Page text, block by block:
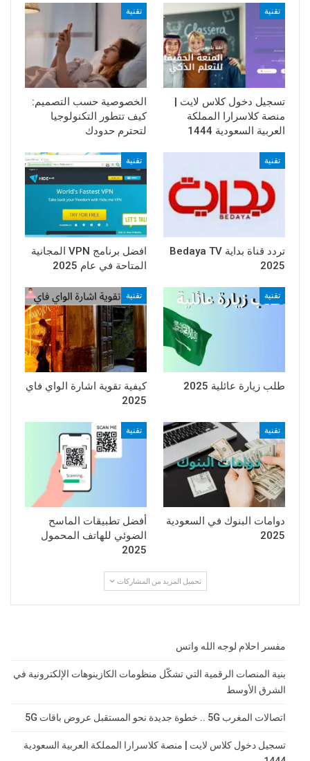
تقنية
تسجيل دخول كلاس لايت |
منصة كلاسرارا المملكة
العربية السعودية 1444
تقنية
الخصوصية حسب التصميم:
كيف تتطور التكنولوجيا
لتحترم حدودك
تقنية
تردد قناة بداية Bedaya TV
2025
تقنية
افضل برنامج VPN المجانية
المتاحة في عام 2025
تقنية
طلب زيارة عائلية 2025
تقنية
كيفية تقوية اشارة الواي فاي
2025
تقنية
دوامات البنوك في السعودية
2025
تقنية
أفضل تطبيقات الماسح
الضوئي للهاتف المحمول
2025
تحميل المزيد من المشاركات
مفسر احلام لوجه الله واتس
بنية المنصات الرقمية التي تشكّل منظومات الكازينوهات الإلكترونية في
الشرق الأوسط
اتصالات المغرب 5G .. خطوة جديدة نحو المستقبل عروض باقات 5G
تسجيل دخول كلاس لايت | منصة كلاسرارا المملكة العربية السعودية